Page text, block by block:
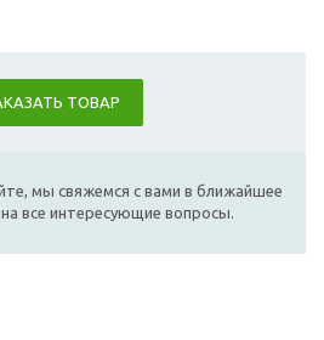
ТОВАР
мы свяжемся с вами в ближайшее
все интересующие вопросы.